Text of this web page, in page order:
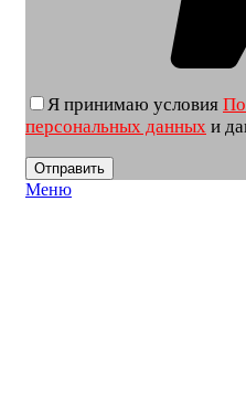
Я принимаю условия
персональных данных и
Меню